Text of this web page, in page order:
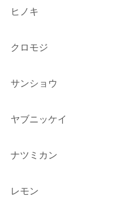
ヒノキ
クロモジ
サンショウ
ヤブニッケイ
ナツミカン
レモン